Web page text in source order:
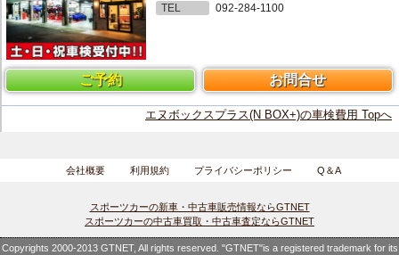
TEL
092-284-1100
ご予約 お問合せ
エヌボックスプラス(N BOX+)の車検費用 Topへ
会社概要 利用規約 プライバシーポリシー Q＆A
スポーツカーの新車・中古車販売情報ならGTNET
スポーツカーの中古車買取・中古車査定ならGTNET
Copyrights 2000-2013 GTNET, All rights reserved. "GTNET"is a registered trademark for its